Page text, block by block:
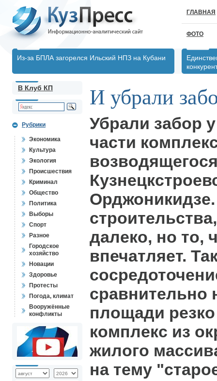
ГЛАВНАЯ
ФОТО
Из-за БПЛА загорелся Ильский НПЗ на Кубани
В Клуб КП
Рубрики
Экономика
Культура
Экология
Происшествия
Криминал
Общество
Политика
Выборы
Спорт
Разное
Городское
хозяйство
Новации
Здоровье
Протесты
Погода, климат
Вооружённые
конфликты
И убрали
Убрали забор
части
далеко, но то,
впечатляет.
сравнительно
площади
комплекс из
жилого
на тему